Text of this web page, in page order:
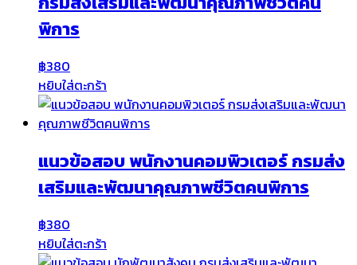
พิการ
฿380
หยิบใส่ตะกร้า
แนวข้อสอบ พนักงานคอมพิวเตอร์ กรมส่ง
เสริมและพัฒนาคุณภาพชีวิตคนพิการ
฿380
หยิบใส่ตะกร้า